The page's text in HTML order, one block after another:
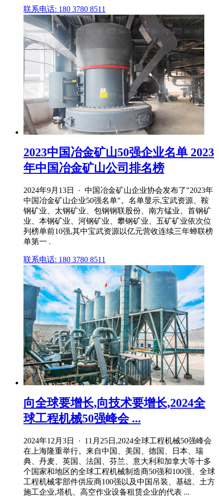
联系电话: 180 3780 8511
2023中国冶金矿山50强企业名单 2023
年中国冶金矿山公司排名榜
2024年9月13日 · 中国冶金矿山企业协会发布了"2023年
中国冶金矿山企业50强名单"。名单显示,宝武资源、鞍
钢矿业、太钢矿业、包钢钢联股份、南方锰业、首钢矿
业、本钢矿业、河钢矿业、攀钢矿业、五矿矿业依次位
列榜单前10强,其中宝武资源以亿元营收连续三年蝉联榜
单第一 .
联系电话: 180 3780 8511
向全球要增长,向技术要增长,2024全
球工程机械50强峰会 ...
2024年12月3日 · 11月25日,2024全球工程机械50强峰会
在上海隆重举行。来自中国、美国、德国、日本、瑞
典、丹麦、英国、法国、芬兰、意大利和加拿大等十多
个国家和地区的全球工程机械制造商50强和100强、全球
工程机械零部件供应商100强以及中国吊装、基础、土方
施工企业,塔机、高空作业设备租赁企业的代表 ...